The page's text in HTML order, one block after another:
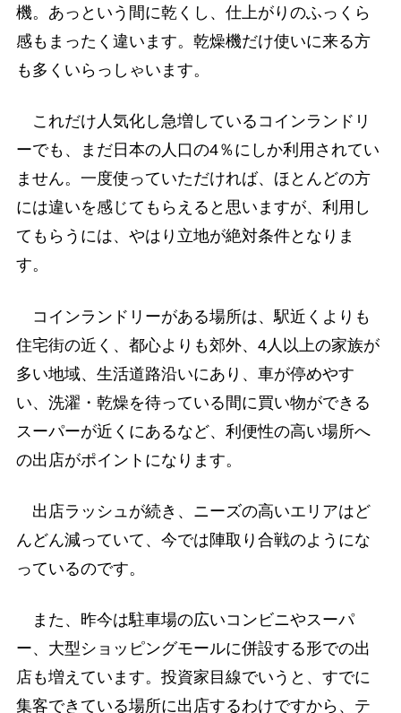
機。あっという間に乾くし、仕上がりのふっくら
感もまったく違います。乾燥機だけ使いに来る方
も多くいらっしゃいます。
これだけ人気化し急増しているコインランドリ
ーでも、まだ日本の人口の4％にしか利用されてい
ません。一度使っていただければ、ほとんどの方
には違いを感じてもらえると思いますが、利用し
てもらうには、やはり立地が絶対条件となりま
す。
コインランドリーがある場所は、駅近くよりも
住宅街の近く、都心よりも郊外、4人以上の家族が
多い地域、生活道路沿いにあり、車が停めやす
い、洗濯・乾燥を待っている間に買い物ができる
スーパーが近くにあるなど、利便性の高い場所へ
の出店がポイントになります。
出店ラッシュが続き、ニーズの高いエリアはど
んどん減っていて、今では陣取り合戦のようにな
っているのです。
また、昨今は駐車場の広いコンビニやスーパ
ー、大型ショッピングモールに併設する形での出
店も増えています。投資家目線でいうと、すでに
集客できている場所に出店するわけですから、テ